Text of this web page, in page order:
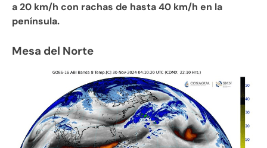
a 20 km/h con rachas de hasta 40 km/h en la
península.
Mesa del Norte